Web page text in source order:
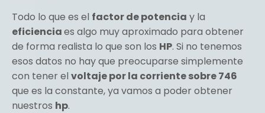
Todo lo que es el factor de potencia y la
eficienciaes algo muy aproximado para obtener
de forma realista lo que son los HP. Si no tenemos
esos datos no hay que preocuparse simplemente
con tener el voltaje por la corriente sobre 746
que es la constante, ya vamos a poder obtener
nuestros hp.